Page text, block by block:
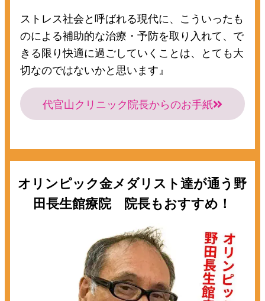
ストレス社会と呼ばれる現代に、こういったも
のによる補助的な治療・予防を取り入れて、で
きる限り快適に過ごしていくことは、とても大
切なのではないかと思います』
代官山クリニック院長からのお手紙
オリンピック金メダリスト達が通う野
田長生館療院 院長もおすすめ！